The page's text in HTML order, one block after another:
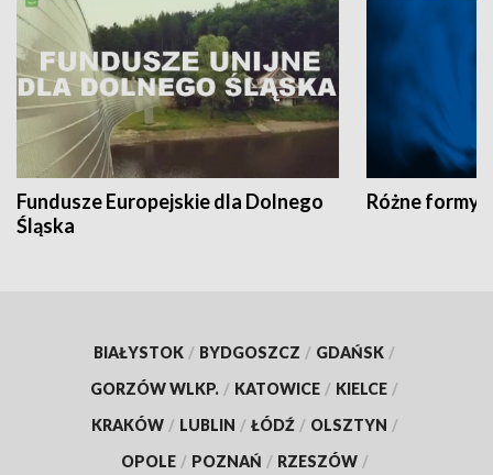
Fundusze Europejskie dla Dolnego
Śląska
Różne formy
BIAŁYSTOK / BYDGOSZCZ / GDAŃSK /
GORZÓW WLKP. / KATOWICE / KIELCE /
KRAKÓW / LUBLIN / ŁÓDŹ / OLSZTYN /
OPOLE / POZNAŃ / RZESZÓW /